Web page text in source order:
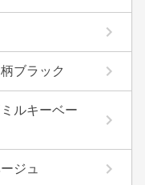
ブラック
ルキーベー
ジュ